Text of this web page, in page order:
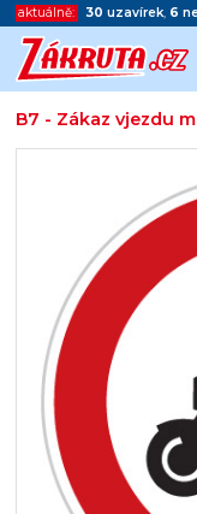
aktuálně: 30 uzavírek, 6
B7 - Zákaz vjezdu
Konec